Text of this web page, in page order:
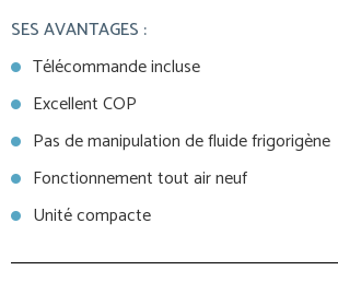
SES AVANTAGES :
Télécommande incluse
Excellent COP
Pas de manipulation de fluide frigorigène
Fonctionnement tout air neuf
Unité compacte